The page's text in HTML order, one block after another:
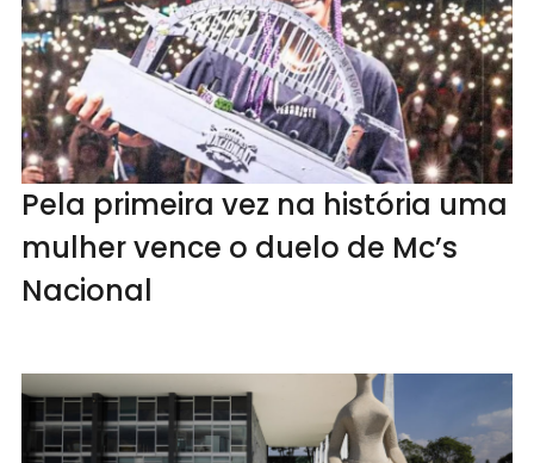
Pela primeira vez na história uma
mulher vence o duelo de Mc’s
Nacional